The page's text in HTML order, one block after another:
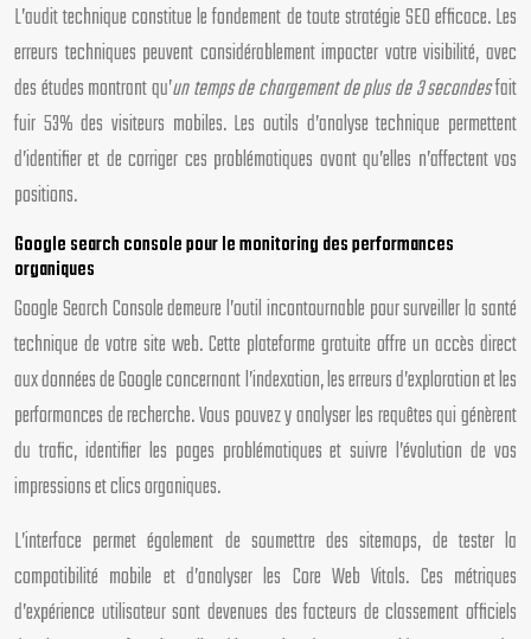
L’audit technique constitue le fondement de toute stratégie SEO efficace. Les
erreurs techniques peuvent considérablement impacter votre visibilité, avec
des études montrant qu’un temps de chargement de plus de 3 secondesfait
fuir 53% des visiteurs mobiles. Les outils d’analyse technique permettent
d’identifier et de corriger ces problématiques avant qu’elles n’affectent vos
positions.
Google search console pour le monitoring des performances
organiques
Google Search Console demeure l’outil incontournable pour surveiller la santé
technique de votre site web. Cette plateforme gratuite offre un accès direct
aux données de Google concernant l’indexation, les erreurs d’exploration et les
performances de recherche. Vous pouvez y analyser les requêtes qui génèrent
du trafic, identifier les pages problématiques et suivre l’évolution de vos
impressions et clics organiques.
L’interface permet également de soumettre des sitemaps, de tester la
compatibilité mobile et d’analyser les Core Web Vitals. Ces métriques
d’expérience utilisateur sont devenues des facteurs de classement officiels